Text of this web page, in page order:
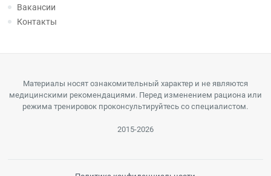
Вакансии
Контакты
Материалы носят ознакомительный характер и не являются
медицинскими рекомендациями. Перед изменением рациона или
режима тренировок проконсультируйтесь со специалистом.
2015-2026